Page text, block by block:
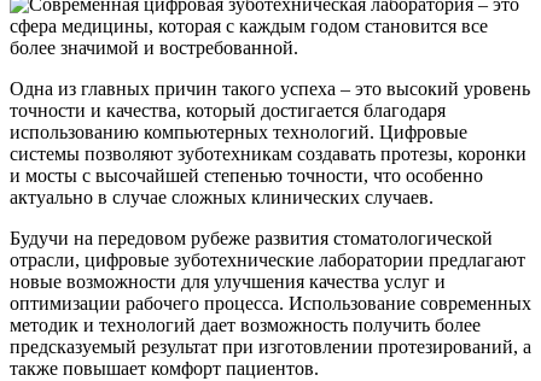
Одна из главных причин такого успеха – это высокий уровень
точности и качества, который достигается благодаря
использованию компьютерных технологий. Цифровые
системы позволяют зуботехникам создавать протезы, коронки
и мосты с высочайшей степенью точности, что особенно
актуально в случае сложных клинических случаев.
Будучи на передовом рубеже развития стоматологической
отрасли, цифровые зуботехнические лаборатории предлагают
новые возможности для улучшения качества услуг и
оптимизации рабочего процесса. Использование современных
методик и технологий дает возможность получить более
предсказуемый результат при изготовлении протезирований, а
также повышает комфорт пациентов.